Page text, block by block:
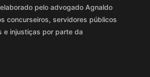
pelo advogado Agnaldo
concurseiros, servidores públicos
e injustiças por parte da